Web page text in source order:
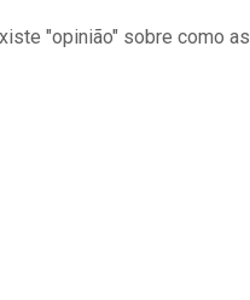
"opinião" sobre como as